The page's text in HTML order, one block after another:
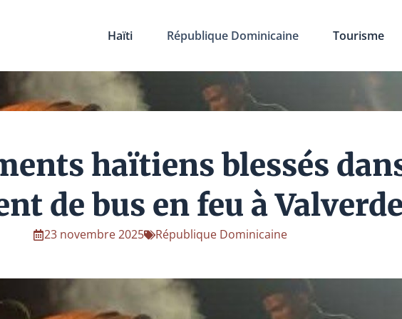
Haïti République Dominicaine Tourisme
haïtiens blessés
de bus en feu à Valverde
23 novembre 2025 République Dominicaine